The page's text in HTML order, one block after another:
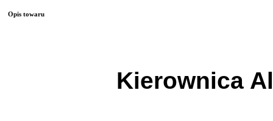
Opis towaru
Kierownica